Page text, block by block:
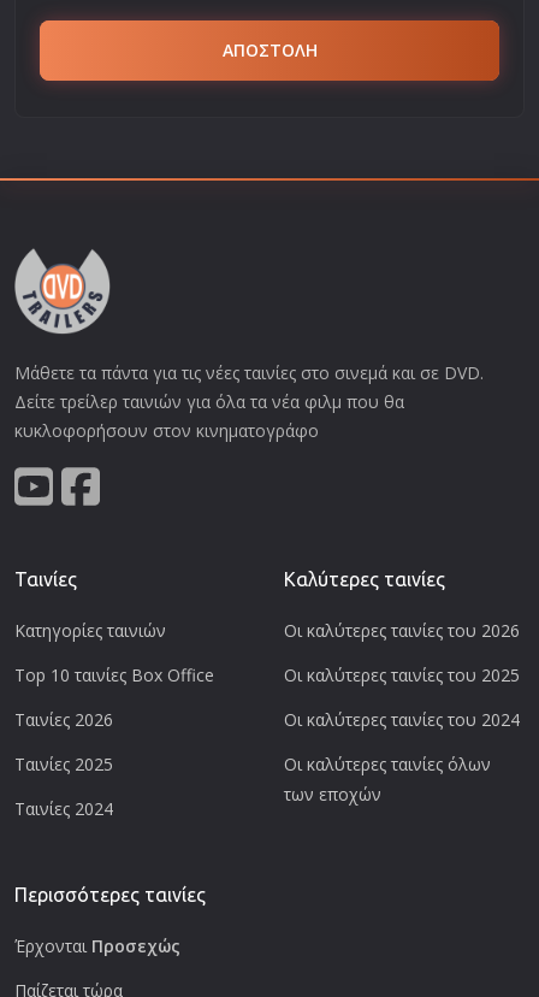
ΑΠΟΣΤΟΛΗ
Μάθετε τα πάντα για τις νέες ταινίες στο σινεμά και σε DVD.
Δείτε τρείλερ ταινιών για όλα τα νέα φιλμ που θα
κυκλοφορήσουν στον κινηματογράφο
Ταινίες
Κατηγορίες ταινιών
Top 10 ταινίες Box Office
Ταινίες 2026
Ταινίες 2025
Ταινίες 2024
Καλύτερες ταινίες
Οι καλύτερες ταινίες του 2026
Οι καλύτερες ταινίες του 2025
Οι καλύτερες ταινίες του 2024
Οι καλύτερες ταινίες όλων
των εποχών
Περισσότερες ταινίες
Έρχονται Προσεχώς
Παίζεται τώρα